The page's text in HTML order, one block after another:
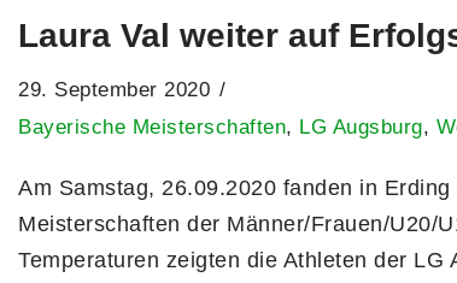
Laura Val weiter auf
29. September 2020
Bayerische Meisterschaften, LG Augsburg,
Am Samstag, 26.09.2020 fanden in
Meisterschaften der Männer/Frauen/U20/
Temperaturen zeigten die Athleten der LG